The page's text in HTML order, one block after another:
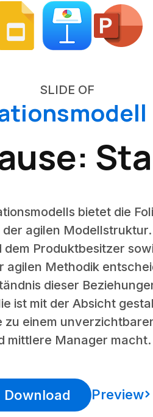
SLIDE OF
bietet die
agilen
Produktbesitzer
agilen Methodik
dieser
ist mit der Absicht
einem
mittlere Manager macht.
Download Preview